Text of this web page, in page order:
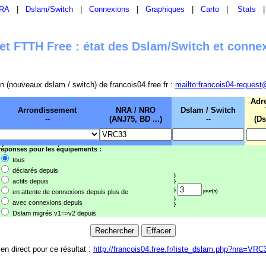
Dslam/Switch Connexions Graphiques Carto Stats
FTTH Free : état des Dslam/Switch et
(nouveaux dslam / switch) de francois04.free.fr : mailto:francois04-
Arrondissement
--
NRA / NRO
(ANJ75, BD ...)
Dslam / Switch
--
pour les équipements :
tous
déclarés depuis
}
}
}
jour(s)
}
}
actifs depuis
en attente de connexions depuis plus de
avec connexions depuis
Dslam migrés v1=>v2 depuis
direct pour ce résultat : http://francois04.free.fr/